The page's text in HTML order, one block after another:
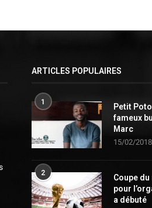
ARTICLES POPULAIRES
1
Petit Poto
fameux
Marc
15/02/2018
2
Coupe
pour
a débuté